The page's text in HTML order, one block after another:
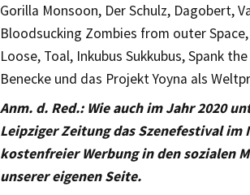
Gorilla Monsoon, Der Schulz, Dagobert,
Bloodsucking Zombies from outer
Loose, Toal, Inkubus Sukkubus, Spank
Benecke und das Projekt Yoyna als
Anm. d. Red.: Wie auch im Jahr 2020
Leipziger Zeitung das Szenefestival im
kostenfreier Werbung in den sozialen
unserer eigenen Seite.